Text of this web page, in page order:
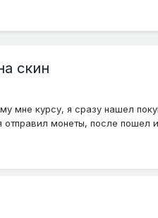
скин
мне курсу, я сразу нашел
монеты, после пошел